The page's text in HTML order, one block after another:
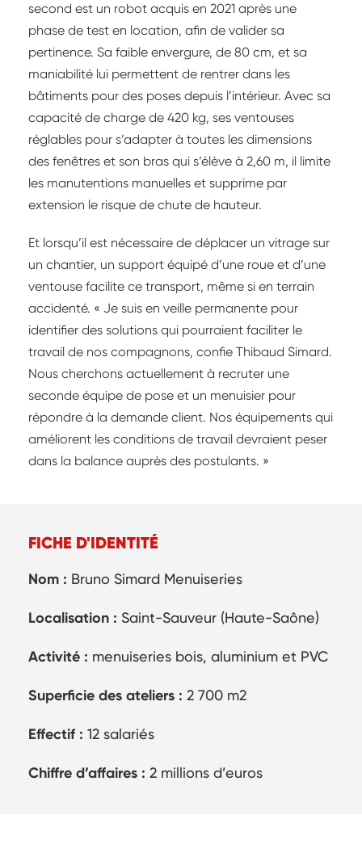
second est un robot acquis en 2021 après une
phase de test en location, afin de valider sa
pertinence. Sa faible envergure, de 80 cm, et sa
maniabilité lui permettent de rentrer dans les
bâtiments pour des poses depuis l’intérieur. Avec sa
capacité de charge de 420 kg, ses ventouses
réglables pour s’adapter à toutes les dimensions
des fenêtres et son bras qui s’élève à 2,60 m, il limite
les manutentions manuelles et supprime par
extension le risque de chute de hauteur.
Et lorsqu’il est nécessaire de déplacer un vitrage sur
un chantier, un support équipé d’une roue et d’une
ventouse facilite ce transport, même si en terrain
accidenté. « Je suis en veille permanente pour
identifier des solutions qui pourraient faciliter le
travail de nos compagnons, confie Thibaud Simard.
Nous cherchons actuellement à recruter une
seconde équipe de pose et un menuisier pour
répondre à la demande client. Nos équipements qui
améliorent les conditions de travail devraient peser
dans la balance auprès des postulants. »
FICHE D'IDENTITÉ
Nom : Bruno Simard Menuiseries
Localisation : Saint-Sauveur (Haute-Saône)
Activité : menuiseries bois, aluminium et PVC
Superficie des ateliers : 2 700 m2
Effectif : 12 salariés
Chiffre d’affaires : 2 millions d’euros